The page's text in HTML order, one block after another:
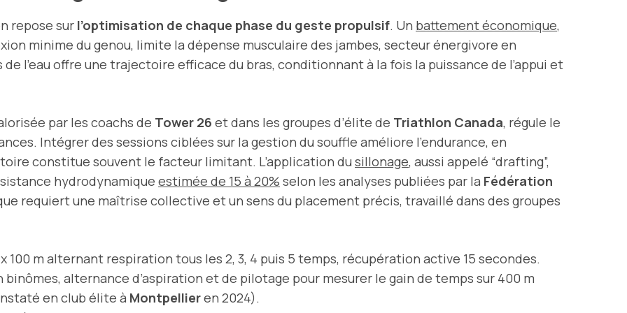
repose sur l’optimisation de chaque phase du geste propulsif. Un battement économique,
minime du genou, limite la dépense musculaire des jambes, secteur énergivore en
l’eau offre une trajectoire efficace du bras, conditionnant à la fois la puissance de l’appui et
par les coachs de Tower 26 et dans les groupes d’élite de Triathlon Canada, régule le
Intégrer des sessions ciblées sur la gestion du souffle améliore l’endurance, en
constitue souvent le facteur limitant. L’application du sillonage, aussi appelé “drafting”,
hydrodynamique estimée de 15 à 20% selon les analyses publiées par la Fédération
requiert une maîtrise collective et un sens du placement précis, travaillé dans des groupes
100 m alternant respiration tous les 2, 3, 4 puis 5 temps, récupération active 15 secondes.
binômes, alternance d’aspiration et de pilotage pour mesurer le gain de temps sur 400 m
en club élite à Montpellieren 2024).